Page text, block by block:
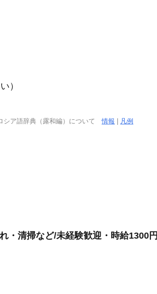
）
シア語辞典（露和編）について情報 凡例
・清掃など/未経験歓迎・時給1300